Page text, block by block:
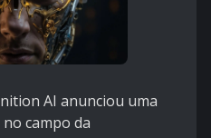
AI anunciou uma
campo da